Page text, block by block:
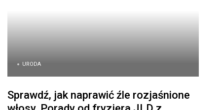
URODA
Sprawdź, jak naprawić źle rozjaśnione